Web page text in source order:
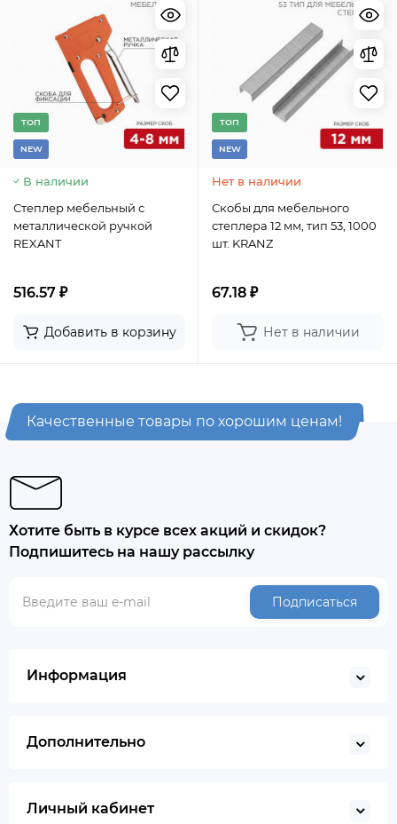
TОП
NEW
В наличии
Степлер мебельный с
металлической ручкой
REXANT
516.57 ₽
Добавить в корзину
TОП
NEW
Нет в наличии
Скобы для мебельного
степлера 12 мм, тип 53, 1000
шт. KRANZ
67.18 ₽
Нет в наличии
Качественные товары по хорошим ценам!
Хотите быть в курсе всех акций и скидок?
Подпишитесь на нашу рассылку
Подписаться
Информация
Дополнительно
Личный кабинет